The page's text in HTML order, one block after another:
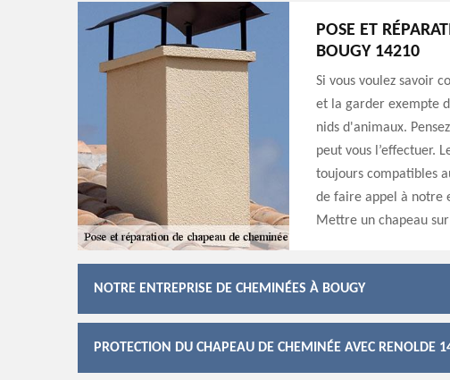
POSE ET
BOUGY 14210
Si vous voulez savoir
et la garder exempte
nids d'animaux.
peut vous l’effectuer.
toujours compatibles
de faire appel à notre
Mettre un chapeau
NOTRE ENTREPRISE DE CHEMINÉES À BOUGY
PROTECTION DU CHAPEAU DE CHEMINÉE AVEC RENOLDE